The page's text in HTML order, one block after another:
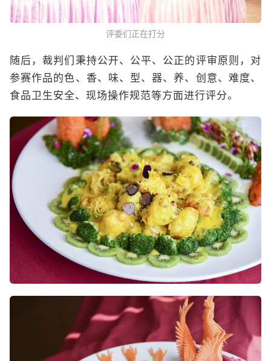
评委们正在打分
随后，裁判们秉持公开、公平、公正的评审原则，对
参赛作品的色、香、味、型、器、养、创意、难度、
食品卫生安全、现场操作规范等方面进行评分。